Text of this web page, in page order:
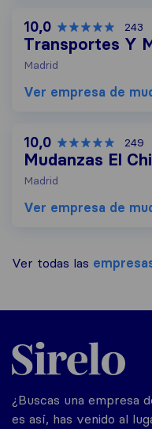
10,0 243
Transportes Y
Madrid
Ver empresa de
10,0 249
Mudanzas El
Madrid
Ver empresa de
Ver todas las
Sirelo.es
¿Buscas una empresa
es así, has venido al